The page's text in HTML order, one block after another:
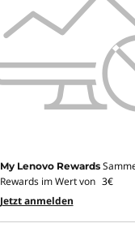
My Lenovo Rewards
Rewards im Wert von 3€
Jetzt anmelden